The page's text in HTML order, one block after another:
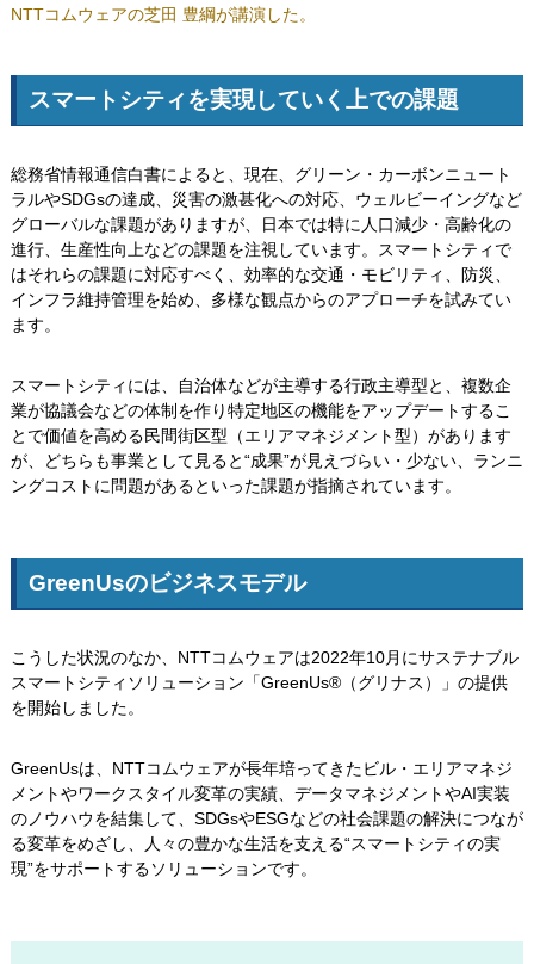
NTTコムウェアの芝田 豊綱が講演した。
スマートシティを実現していく上での課題
総務省情報通信白書によると、現在、グリーン・カーボンニュート
ラルやSDGsの達成、災害の激甚化への対応、ウェルビーイングなど
グローバルな課題がありますが、日本では特に人口減少・高齢化の
進行、生産性向上などの課題を注視しています。スマートシティで
はそれらの課題に対応すべく、効率的な交通・モビリティ、防災、
インフラ維持管理を始め、多様な観点からのアプローチを試みてい
ます。
スマートシティには、自治体などが主導する行政主導型と、複数企
業が協議会などの体制を作り特定地区の機能をアップデートするこ
とで価値を高める民間街区型（エリアマネジメント型）があります
が、どちらも事業として見ると“成果”が見えづらい・少ない、ランニ
ングコストに問題があるといった課題が指摘されています。
GreenUsのビジネスモデル
こうした状況のなか、NTTコムウェアは2022年10月にサステナブル
スマートシティソリューション「GreenUs®（グリナス）」の提供
を開始しました。
GreenUsは、NTTコムウェアが長年培ってきたビル・エリアマネジ
メントやワークスタイル変革の実績、データマネジメントやAI実装
のノウハウを結集して、SDGsやESGなどの社会課題の解決につなが
る変革をめざし、人々の豊かな生活を支える“スマートシティの実
現”をサポートするソリューションです。